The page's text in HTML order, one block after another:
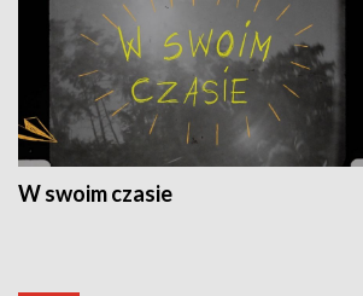
W swoim czasie